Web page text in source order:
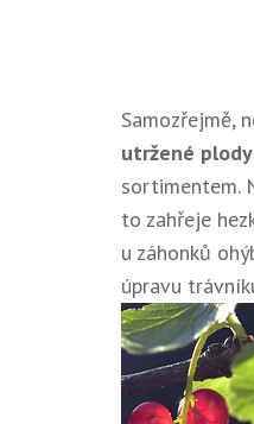
Samozřejmě,
utržené plody
sortimentem.
to zahřeje
u záhonků
úpravu